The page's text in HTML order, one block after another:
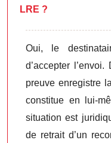
LRE ?
Oui, le
d’accepter
preuve enregistre
constitue en lui-
situation est
de retrait d’un